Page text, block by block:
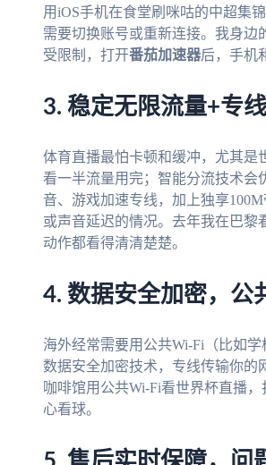
用iOS手机在食堂刷咪咕的中超集
需要切换账号或重新连接。我身边
受限制，打开番茄加速器后，手机
3. 稳定无限流量+专
体育直播最怕卡顿和缓冲，尤其是
看一半流量用完；智能分流技术会
音、游戏加速专线，加上独享
或声音延迟的情况。去年我在巴
动作都看得清清楚楚。
4. 数据安全加密，公
海外经常需要用公共Wi-Fi（比如
数据安全加密技术，专线传输你的
咖啡馆用公共Wi-Fi看世界杯直播，
心看球。